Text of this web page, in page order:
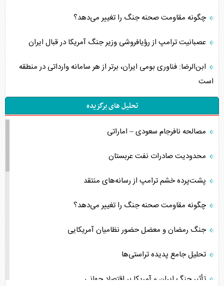
چگونه مقاومت صحنه جنگ را تغییر می‌دهد؟
عصبانیت ترامپ از رؤیافروشی وزیر جنگ آمریکا در قبال ایران
ابن‌الرضا: فناوری بومی ایران، برتر از هر سامانه وارداتی در منطقه
است
تحلیل های برگزیده
مصالحه نافرجام سعودی – اماراتی
محدودیت صادرات نفت عربستان
پشت‌پرده خشم ترامپ از رسانه‌های منتقد
چگونه مقاومت صحنه جنگ را تغییر می‌دهد؟
جنگ رمضان و معضل حضور نظامیان آمریکایی
تحلیل جامع پدیده تراستی‌ها
تأثیر جنگ ایران و آمریکا بر اقتصاد جهانی